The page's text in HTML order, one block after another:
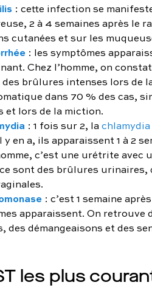
: cette infection se
2 à 4 semaines après le
cutanées et sur les
: les symptômes
Chez l’homme, on
brûlures intenses lors de
dans 70 % des cas,
et lors de la miction.
: 1 fois sur 2, lachlamydia
y en a, ils apparaissent 1 à 2
c’est une urétrite
sont des brûlures
: c’est 1 semaine
apparaissent. On retrouve
des démangeaisons et des
les plus